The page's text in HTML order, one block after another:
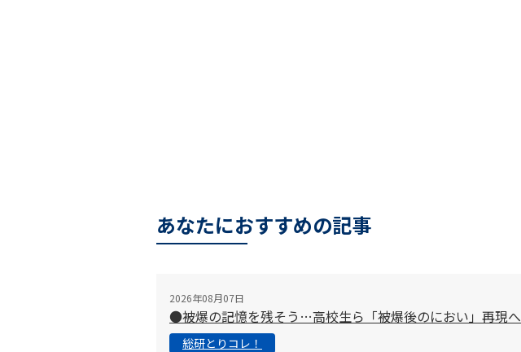
あなたにおすすめの記事
2026年08月07日
●被爆の記憶を残そう…高校生ら「被爆後のにおい」再現へ
総研とりコレ！